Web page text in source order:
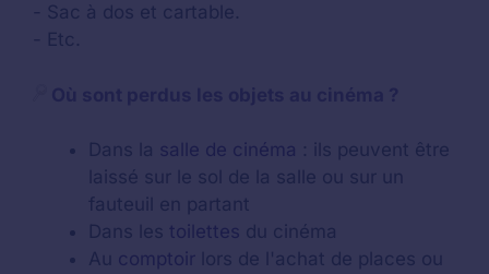
- Sac à dos et cartable.
- Etc.
Dans la salle de cinéma : ils peuvent être
laissé sur le sol de la salle ou sur un
fauteuil en partant
Dans les toilettes du cinéma
Au comptoir lors de l'achat de places ou